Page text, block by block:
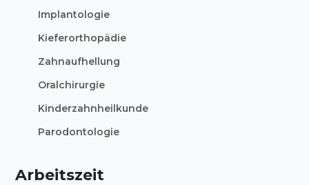
Implantologie
Kieferorthopädie
Zahnaufhellung
Oralchirurgie
Kinderzahnheilkunde
Parodontologie
Arbeitszeit